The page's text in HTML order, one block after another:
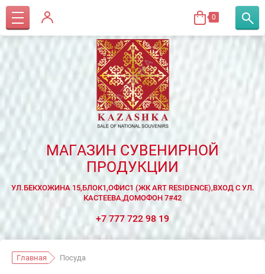
0
МАГАЗИН СУВЕНИРНОЙ
ПРОДУКЦИИ
УЛ.БЕКХОЖИНА 15,БЛОК1,ОФИС1 (ЖК ART RESIDENCE),ВХОД С УЛ.
КАСТЕЕВА,ДОМОФОН 7#42
+7 777 722 98 19
Главная Посуда